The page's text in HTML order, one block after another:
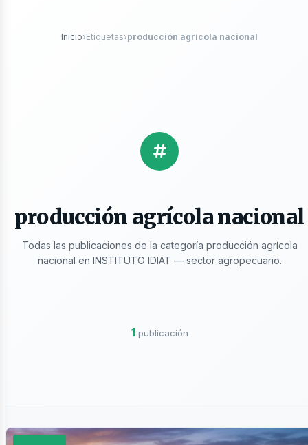
Inicio›Etiquetas›producción agrícola nacional
producción agrícola nacional
Todas las publicaciones de la categoría producción agrícola
nacional en INSTITUTO IDIAT — sector agropecuario.
1 publicación